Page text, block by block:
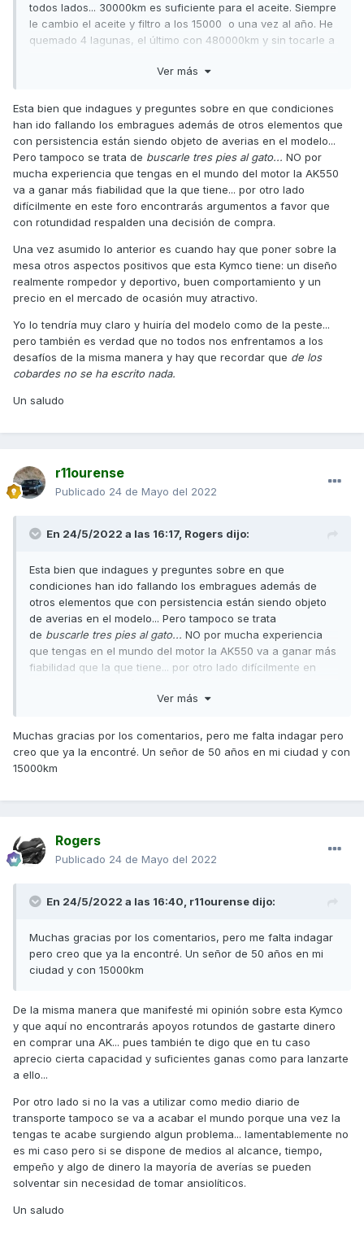
todos lados... 30000km es suficiente para el aceite. Siempre
le cambio el aceite y filtro a los 15000 o una vez al año. He
quemado 4 lagunas, el último con 480000km y sin tocarle a
régimen de vueltas mayor. Pero siempre puede existir un
fallo de fabricación, desde luego. Pero entiendo que el
embrague me gustaría saber si los que le ha fallado todos
tenían el variador de serie.
Ver más
Esta bien que indagues y preguntes sobre en que condiciones
han ido fallando los embragues además de otros elementos que
con persistencia están siendo objeto de averias en el modelo...
Pero tampoco se trata de buscarle tres pies al gato... NO por
mucha experiencia que tengas en el mundo del motor la AK550
va a ganar más fiabilidad que la que tiene... por otro lado
difícilmente en este foro encontrarás argumentos a favor que
con rotundidad respalden una decisión de compra.
Una vez asumido lo anterior es cuando hay que poner sobre la
mesa otros aspectos positivos que esta Kymco tiene: un diseño
realmente rompedor y deportivo, buen comportamiento y un
precio en el mercado de ocasión muy atractivo.
Yo lo tendría muy claro y huiría del modelo como de la peste...
pero también es verdad que no todos nos enfrentamos a los
desafíos de la misma manera y hay que recordar que de los
cobardes no se ha escrito nada.
Un saludo
r11ourense
Publicado 24 de Mayo del 2022
En 24/5/2022 a las 16:17, Rogers dijo:
Esta bien que indagues y preguntes sobre en que
condiciones han ido fallando los embragues además de
otros elementos que con persistencia están siendo objeto
de averias en el modelo... Pero tampoco se trata
de buscarle tres pies al gato... NO por mucha experiencia
que tengas en el mundo del motor la AK550 va a ganar más
fiabilidad que la que tiene... por otro lado difícilmente en
rotundidad respalden una decisión de compra.
sobre la mesaotros aspectos positivos que esta Kymco
tiene: un diseño realmente rompedor y deportivo, buen
comportamiento y un precio en el mercado de ocasión muy
peste... pero también es verdad que no todos nos
enfrentamos a los desafíos de la misma manera y hay que
recordar quede los cobardes no se ha escrito nada.
Un saludo
Ver más
Muchas gracias por los comentarios, pero me falta indagar pero
creo que ya la encontré. Un señor de 50 años en mi ciudad y con
15000km
Rogers
Publicado 24 de Mayo del 2022
En 24/5/2022 a las 16:40, r11ourense dijo:
Muchas gracias por los comentarios, pero me falta indagar
pero creo que ya la encontré. Un señor de 50 años en mi
ciudad y con 15000km
De la misma manera que manifesté mi opinión sobre esta Kymco
y que aquí no encontrarás apoyos rotundos de gastarte dinero
en comprar una AK... pues también te digo que en tu caso
aprecio cierta capacidad y suficientes ganas como para lanzarte
a ello...
Por otro lado si no la vas a utilizar como medio diario de
transporte tampoco se va a acabar el mundo porque una vez la
tengas te acabe surgiendo algun problema... lamentablemente no
es mi caso pero si se dispone de medios al alcance, tiempo,
empeño y algo de dinero la mayoría de averías se pueden
solventar sin necesidad de tomar ansiolíticos.
Un saludo